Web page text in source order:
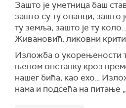
Зашто је уметница баш
зашто су ту опанци, зашто
ту земља, зашто је ту
Живановић, ликовни
Изложба о укорењености
њеном опстанку кроз
нашег бића, као ехо…
нама и подсећа на питање